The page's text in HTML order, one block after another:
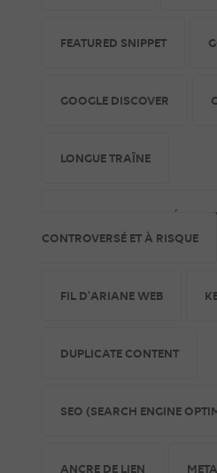
FEATURED SNIPPET
GOOGLE DISCOVER
LONGUE TRAÎNE
LE CLOAKING SEO
CONTROVERSÉ ET À RISQUE
FIL D'ARIANE WEB
DUPLICATE CONTENT
SEO (SEARCH ENGINE
ANCRE DE LIEN